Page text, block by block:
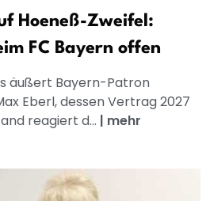
Hoeneß-Zweifel:
FC Bayern offen
äußert Bayern-Patron
Eberl, dessen Vertrag 2027
reagiert d... | mehr